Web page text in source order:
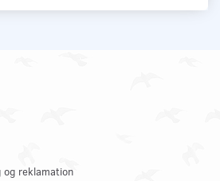
og reklamation